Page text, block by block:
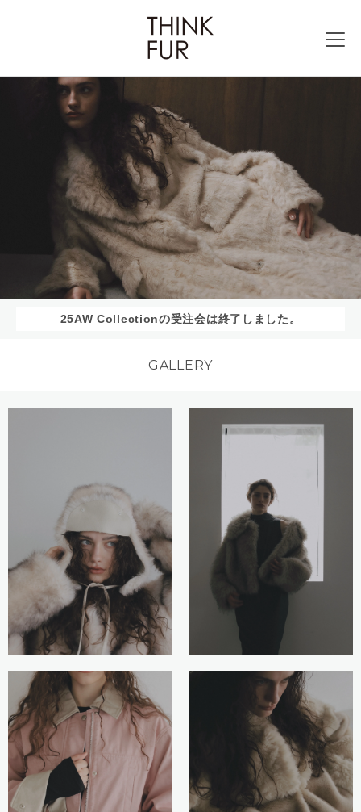
25AW Collectionの受注会は終了しました。
GALLERY